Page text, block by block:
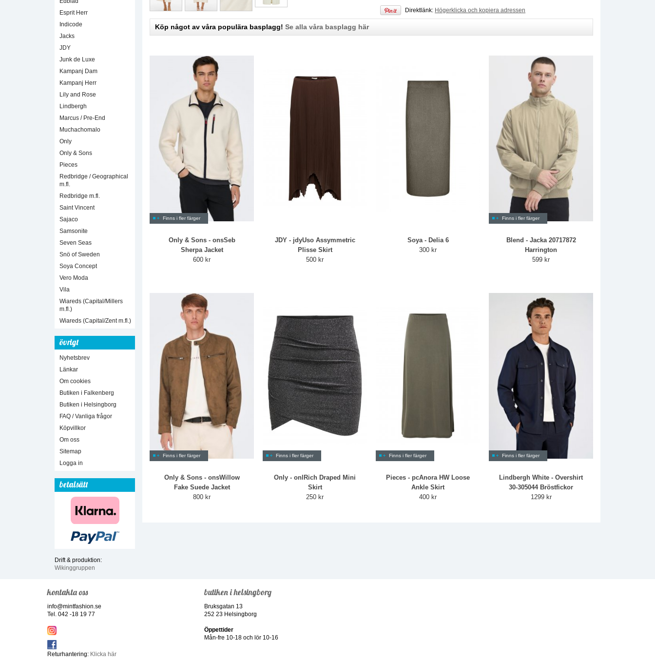
Esprit Herr
Indicode
Jacks
JDY
Junk de Luxe
Kampanj Dam
Kampanj Herr
Lily and Rose
Lindbergh
Marcus / Pre-End
Muchachomalo
Only
Only & Sons
Pieces
Redbridge / Geographical
m.fl.
Redbridge m.fl.
Saint Vincent
Sajaco
Samsonite
Seven Seas
Snö of Sweden
Soya Concept
Vero Moda
Vila
Wiareds (Capital/Millers
m.fl.)
Wiareds (Capital/Zent m.fl.)
övrigt
Nyhetsbrev
Länkar
Om cookies
Butiken i Falkenberg
Butiken i Helsingborg
FAQ / Vanliga frågor
Köpvillkor
Om oss
Sitemap
Logga in
betalsätt
Drift & produktion:
Wikinggruppen
Direktlänk: Högerklicka och kopiera adressen
Köp något av våra populära basplagg! Se alla våra basplagg här
Finns i fler färger
Only & Sons - onsSeb
Sherpa Jacket
600 kr
JDY - jdyUso Assymmetric
Plisse Skirt
500 kr
Soya - Delia 6
300 kr
Finns i fler färger
Blend - Jacka 20717872
Harrington
599 kr
Finns i fler färger
Only & Sons - onsWillow
Fake Suede Jacket
800 kr
Finns i fler färger
Only - onlRich Draped Mini
Skirt
250 kr
Finns i fler färger
Pieces - pcAnora HW Loose
Ankle Skirt
400 kr
Finns i fler färger
Lindbergh White - Overshirt
30-305044 Bröstfickor
1299 kr
kontakta oss
info@mintfashion.se
Tel. 042 -18 19 77
Returhantering: Klicka här
butiken i helsingborg
Bruksgatan 13
252 23 Helsingborg
Öppettider
Mån-fre 10-18 och lör 10-16